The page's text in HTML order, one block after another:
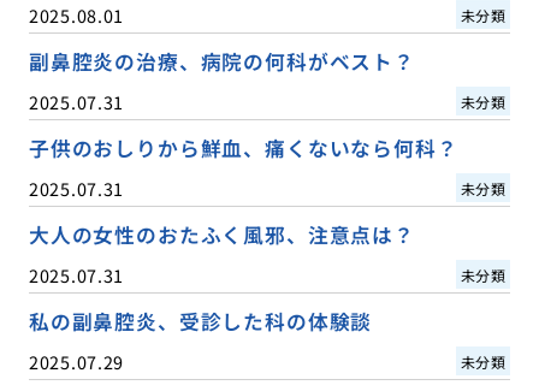
2025.08.01 未分類
副鼻腔炎の治療、病院の何科がベスト？
2025.07.31 未分類
子供のおしりから鮮血、痛くないなら何科？
2025.07.31 未分類
大人の女性のおたふく風邪、注意点は？
2025.07.31 未分類
私の副鼻腔炎、受診した科の体験談
2025.07.29 未分類